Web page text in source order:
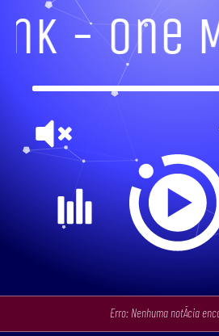
Erro: Nenhuma notÃ­cia
- One